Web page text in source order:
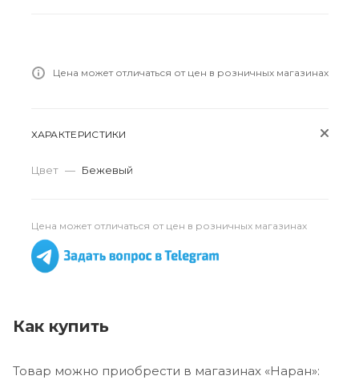
Цена может отличаться от цен в розничных магазинах
ХАРАКТЕРИСТИКИ
Цвет — Бежевый
Цена может отличаться от цен в розничных магазинах
Как купить
Товар можно приобрести в магазинах «Наран»: